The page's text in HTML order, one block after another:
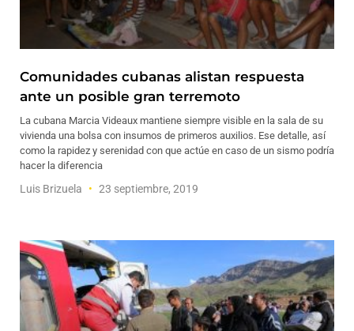
Comunidades cubanas alistan respuesta
ante un posible gran terremoto
La cubana Marcia Videaux mantiene siempre visible en la sala de su
vivienda una bolsa con insumos de primeros auxilios. Ese detalle, así
como la rapidez y serenidad con que actúe en caso de un sismo podría
hacer la diferencia
Luis Brizuela 23 septiembre, 2019